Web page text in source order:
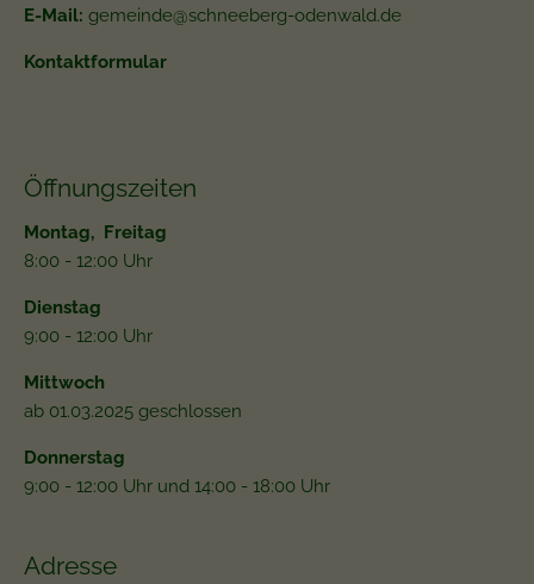
E-Mail: gemeinde@schneeberg-odenwald.de
Kontaktformular
Öffnungszeiten
Montag, Freitag
8:00 - 12:00 Uhr
Dienstag
9:00 - 12:00 Uhr
Mittwoch
ab 01.03.2025 geschlossen
Donnerstag
9:00 - 12:00 Uhr und 14:00 - 18:00 Uhr
Adresse